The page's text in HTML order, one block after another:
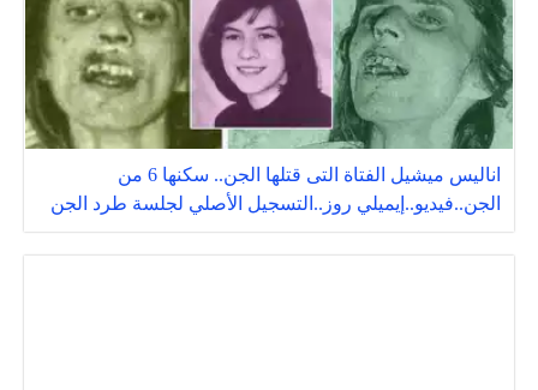
اناليس ميشيل الفتاة التى قتلها الجن.. سكنها 6 من
الجن..فيديو..إيميلي روز..التسجيل الأصلي لجلسة طرد الجن